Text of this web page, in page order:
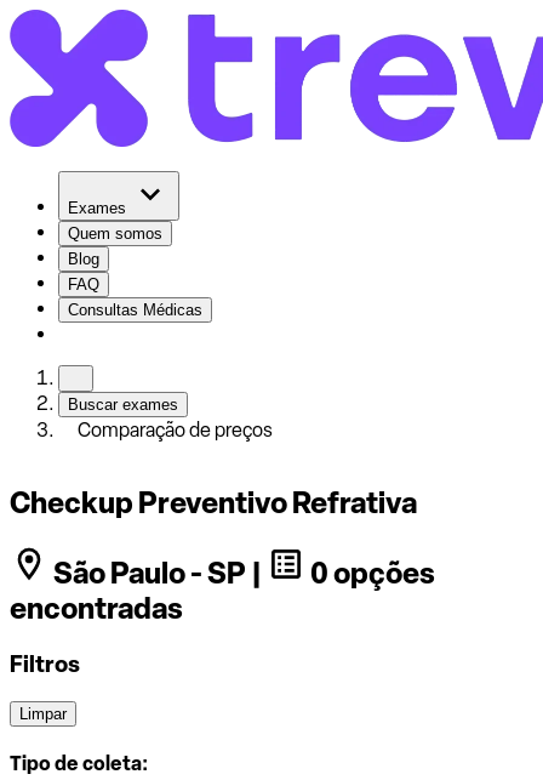
Exames
Quem somos
Blog
FAQ
Consultas Médicas
Buscar exames
Comparação de preços
Checkup Preventivo Refrativa
São Paulo - SP |
0 opções
encontradas
Filtros
Limpar
Tipo de coleta: